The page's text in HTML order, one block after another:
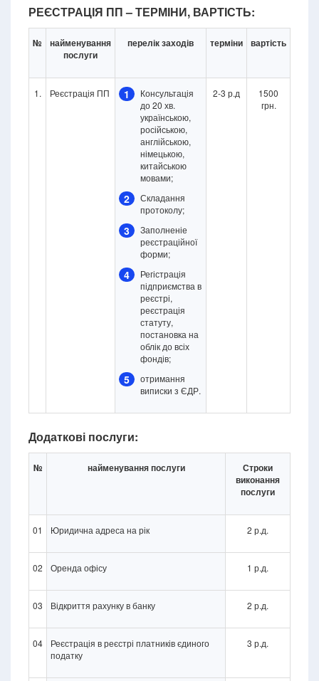
РЕЄСТРАЦІЯ ПП – ТЕРМІНИ, ВАРТІСТЬ:
№
найменування
послуги
перелік заходів терміни вартість
1. Реєстрація ПП 1
Консультація
до 20 хв.
українською,
російською,
англійською,
німецькою,
китайською
мовами;
2
Складання
протоколу;
3
Заполненіе
реєстраційної
форми;
4
Регістрація
підприємства в
реєстрі,
реєстрація
статуту,
постановка на
облік до всіх
фондів;
5
отримання
виписки з ЄДР.
2-3 р.д
1500
грн.
Додаткові послуги:
№ найменування послуги
Строки
виконання
послуги
01 Юридична адреса на рік 2 р.д.
02 Оренда офісу 1 р.д.
03 Відкриття рахунку в банку 2 р.д.
04
Реєстрація в реєстрі платників єдиного
податку
3 р.д.